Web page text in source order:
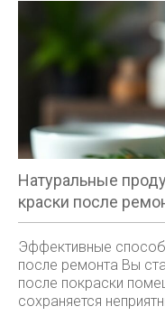
Натуральные
краски после
Эффективные
после ремонта Вы
после покраски
сохраняется